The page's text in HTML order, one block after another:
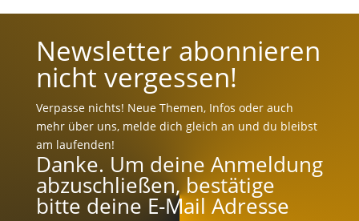
Newsletter abonnieren
nicht vergessen!
Verpasse nichts! Neue Themen, Infos oder auch
mehr über uns, melde dich gleich an und du bleibst
am laufenden!
Danke. Um deine Anmeldung
abzuschließen, bestätige
bitte deine E-Mail Adresse